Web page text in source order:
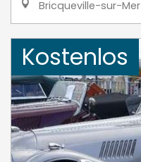
Bricqueville-sur-Mer
Kostenlos